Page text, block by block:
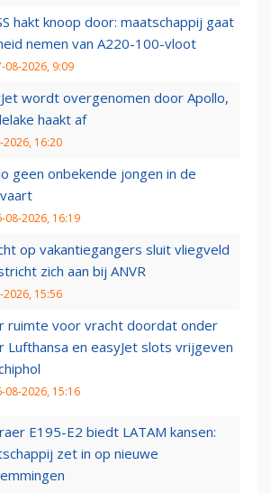
hakt knoop door: maatschappij gaat
nemen van A220-100-vloot
08-2026, 9:09
wordt overgenomen door Apollo,
haakt af
2026, 16:20
geen onbekende jongen in de
08-2026, 16:19
op vakantiegangers sluit vliegveld
zich aan bij ANVR
2026, 15:56
ruimte voor vracht doordat onder
Lufthansa en easyJet slots vrijgeven
08-2026, 15:16
E195-E2 biedt LATAM kansen:
zet in op nieuwe